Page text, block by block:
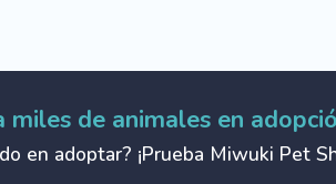
miles de animales en
en adoptar? ¡Prueba Miwuki Pet